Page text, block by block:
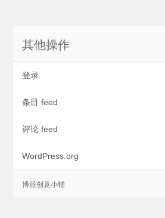
其他操作
登录
条目 feed
评论 feed
WordPress.org